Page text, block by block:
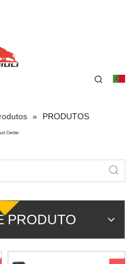
» PRODUTOS
PRODUTO